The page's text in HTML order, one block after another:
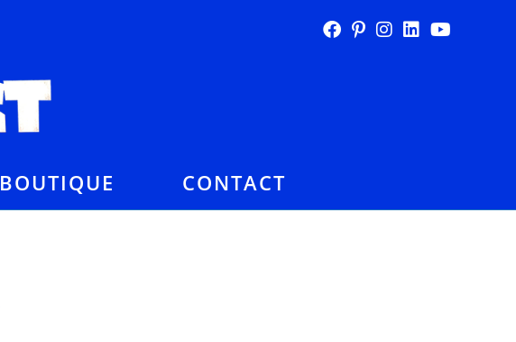
BOUTIQUE CONTACT